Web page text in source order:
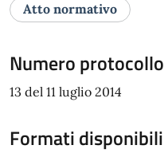
Atto normativo
Numero protocollo
13 del 11 luglio 2014
Formati disponibili